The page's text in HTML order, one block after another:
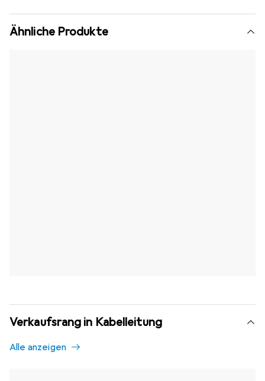
Ähnliche Produkte
Verkaufsrang in Kabelleitung
Alle anzeigen